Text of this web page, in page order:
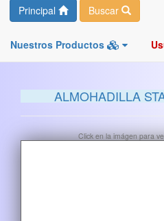
Principal Buscar
Nuestros Productos
ALMOHADILLA
Click en la imágen para